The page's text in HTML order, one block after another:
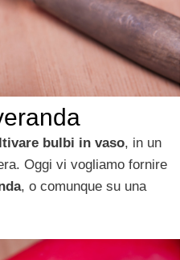
bulbi in vaso, in un
Oggi vi vogliamo fornire
, o comunque su una